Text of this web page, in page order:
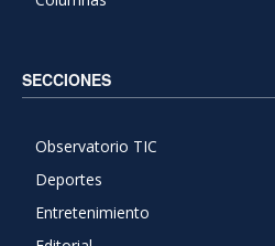
SECCIONES
Observatorio TIC
Deportes
Entretenimiento